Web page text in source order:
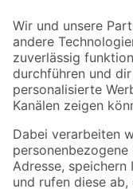
Der toom Newsletter:
Zur Newsletter
Folge uns
Zahlungsarten